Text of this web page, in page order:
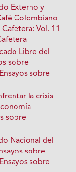
Externo y
Colombiano
Vol. 11
Libre del
sobre
sobre
la crisis
sobre
Nacional del
sobre
sobre